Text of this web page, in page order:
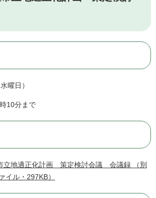
曜日）
10分まで
地適正化計画 策定検討会議 会議録 （別
イル・297KB）